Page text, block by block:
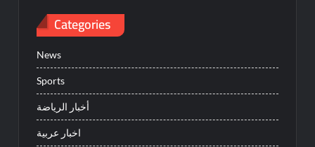
Categories
News
Sports
أخبار الرياضة
اخبار عربية